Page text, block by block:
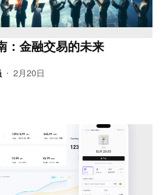
：金融交易的未来
• 2月20日